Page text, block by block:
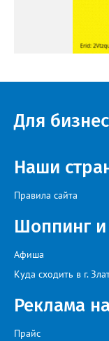
Для
Наши
Правила сайта
Шоппинг и
Афиша
Куда сходить в г.
Реклама
Прайс